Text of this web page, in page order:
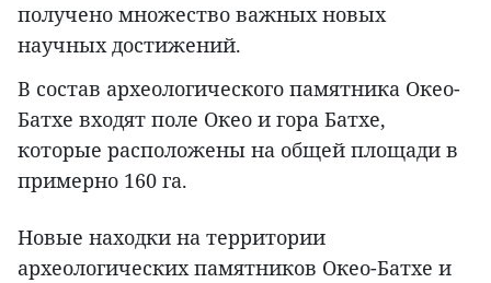
получено множество важных новых
научных достижений.
В состав археологического памятника Окео-
Батхе входят поле Окео и гора Батхе,
которые расположены на общей площади в
примерно 160 га.
Новые находки на территории
археологических памятников Окео-Батхе и